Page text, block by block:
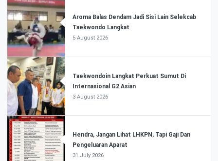
Aroma Balas Dendam Jadi Sisi Lain Selekcab
Taekwondo Langkat
5 August 2026
Taekwondoin Langkat Perkuat Sumut Di
Internasional G2 Asian
3 August 2026
Hendra, Jangan Lihat LHKPN, Tapi Gaji Dan
Pengeluaran Aparat
31 July 2026